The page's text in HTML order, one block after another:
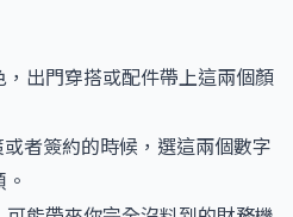
出門穿搭或配件帶上這兩個顏
者簽約的時候，選這兩個數字